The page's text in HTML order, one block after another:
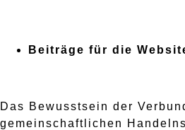
Beiträge für die
Das Bewusstsein der
gemeinschaftlichen